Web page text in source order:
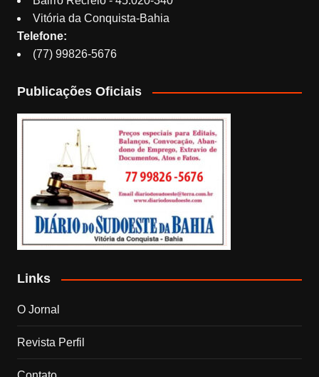
Vitória da Conquista-Bahia
Telefone:
(77) 99826-5676
Publicações Oficiais
Links
O Jornal
Revista Perfil